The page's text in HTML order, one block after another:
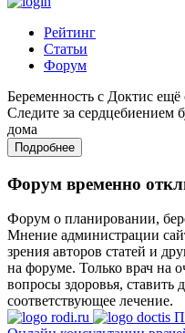
Рейтинг
Статьи
Форум
Беременность с Доктис ещё
Следите за сердцебиением
дома
Подробнее
Форум временно
Форум о планировании,
Мнение администрации
зрения авторов статей и
на форуме. Только врач на
вопросы здоровья, ставить
соответствующее лечение.